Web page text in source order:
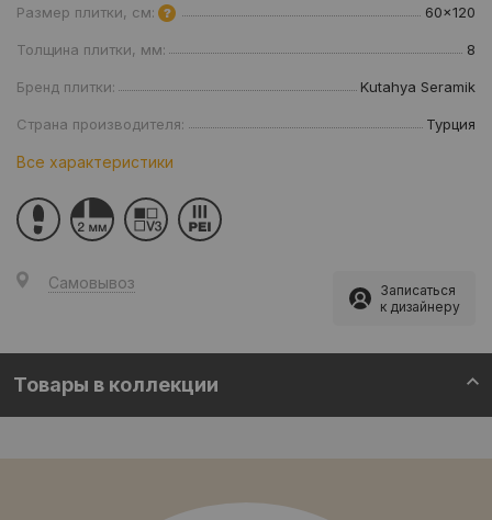
Размер плитки, см: 60x120
Толщина плитки, мм: 8
Бренд плитки: Kutahya Seramik
Страна производителя: Турция
Все характеристики
Самовывоз
Записаться
к дизайнеру
Товары в коллекции